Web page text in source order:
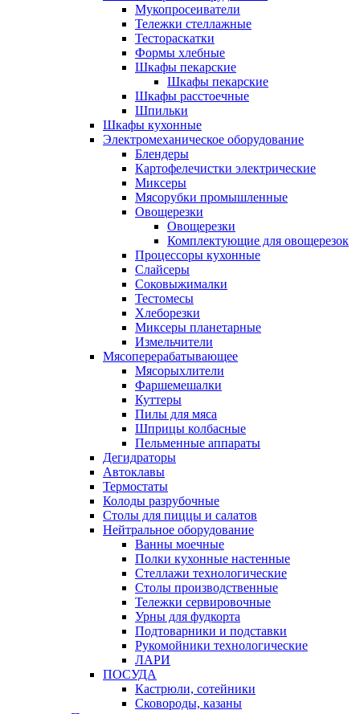
Мукопросеиватели
Тележки стеллажные
Тестораскатки
Формы хлебные
Шкафы пекарские
Шкафы пекарские
Шкафы расстоечные
Шпильки
Шкафы кухонные
Электромеханическое оборудование
Блендеры
Картофелечистки электрические
Миксеры
Мясорубки промышленные
Овощерезки
Овощерезки
Комплектующие для овощерезок
Процессоры кухонные
Слайсеры
Соковыжималки
Тестомесы
Хлеборезки
Миксеры планетарные
Измельчители
Мясоперерабатывающее
Мясорыхлители
Фаршемешалки
Куттеры
Пилы для мяса
Шприцы колбасные
Пельменные аппараты
Дегидраторы
Автоклавы
Термостаты
Колоды разрубочные
Столы для пиццы и салатов
Нейтральное оборудование
Ванны моечные
Полки кухонные настенные
Стеллажи технологические
Столы производственные
Тележки сервировочные
Урны для фудкорта
Подтоварники и подставки
Рукомойники технологические
ЛАРИ
ПОСУДА
Кастрюли, сотейники
Сковороды, казаны